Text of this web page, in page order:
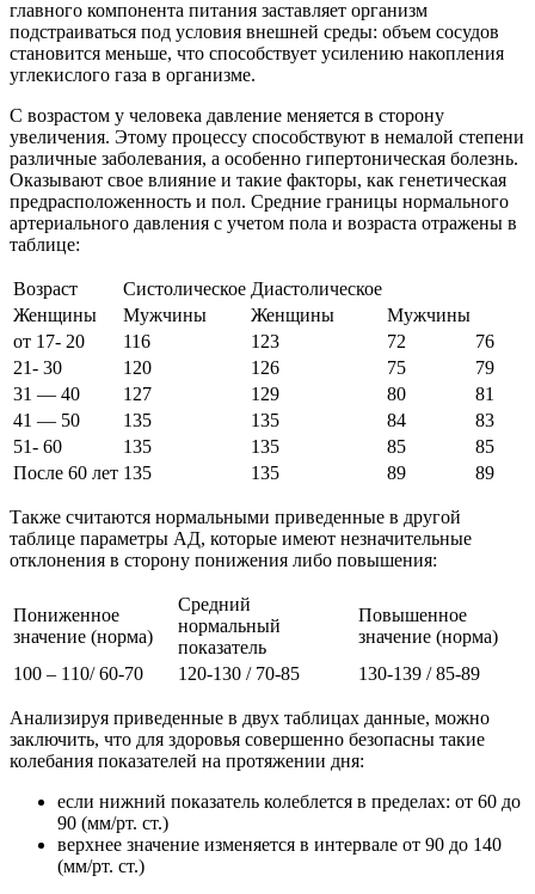
главного компонента питания заставляет организм
подстраиваться под условия внешней среды: объем сосудов
становится меньше, что способствует усилению накопления
углекислого газа в организме.
С возрастом у человека давление меняется в сторону
увеличения. Этому процессу способствуют в немалой степени
различные заболевания, а особенно гипертоническая болезнь.
Оказывают свое влияние и такие факторы, как генетическая
предрасположенность и пол. Средние границы нормального
артериального давления с учетом пола и возраста отражены в
таблице:
Возраст Систолическое Диастолическое
Женщины
Мужчины Женщины
Мужчины
от 17- 20
116 123 72
76
21- 30
120 126 75
79
31 — 40
127 129 80
81
41 — 50
135 135 84
83
51- 60
135 135 85
85
После 60 лет 135 135 89 89
Также считаются нормальными приведенные в другой
таблице параметры АД, которые имеют незначительные
отклонения в сторону понижения либо повышения:
Пониженное
значение (норма)
Средний
нормальный
показатель
Повышенное
значение (норма)
100 – 110/ 60-70
120-130 / 70-85 130-139 / 85-89
Анализируя приведенные в двух таблицах данные, можно
заключить, что для здоровья совершенно безопасны такие
колебания показателей на протяжении дня:
если нижний показатель колеблется в пределах: от 60 до
90 (мм/рт. ст.)
верхнее значение изменяется в интервале от 90 до 140
(мм/рт. ст.)